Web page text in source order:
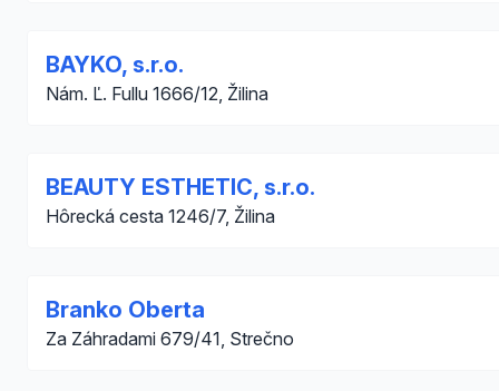
BAYKO, s.r.o.
Nám. Ľ. Fullu 1666/12, Žilina
BEAUTY ESTHETIC, s.r.o.
Hôrecká cesta 1246/7, Žilina
Branko Oberta
Za Záhradami 679/41, Strečno